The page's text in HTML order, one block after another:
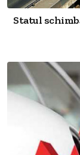
Statul